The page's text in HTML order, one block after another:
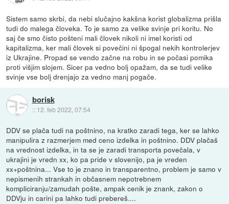
Sistem samo skrbi, da nebi slučajno kakšna korist globalizma prišla
tudi do malega človeka. To je samo za velike svinje pri koritu. No
saj če smo čisto pošteni mali človek nikoli ni imel koristi od
kapitalizma, ker mali človek si povečini ni špogal nekih kontrolerjev
iz Ukrajine. Propad se vendo začne na robu in se počasi pomika
proti višjim slojem. Sicer pa vedno bolj opažam, da se tudi velike
svinje vse bolj drenjajo za vedno manj pogače.
borisk
:: 12. feb 2022, 07:54
DDV se plača tudi na poštnino, na kratko zaradi tega, ker se lahko
manipulira z razmerjem med ceno izdelka in poštnino. DDV plačaš
na vrednost izdelka, in ta se je zaradi transporta povečala, v
ukrajini je vredn xx, ko pa pride v slovenijo, pa je vreden
xx+poštnina... Vse to je znano in transparentno, problem je samo v
nepismenih strankah in občasnem nepotrebnem
kompliciranju/zamudah pošte, ampak cenik je znank, zakon o
DDVju in carini pa lahko tudi prebereš....